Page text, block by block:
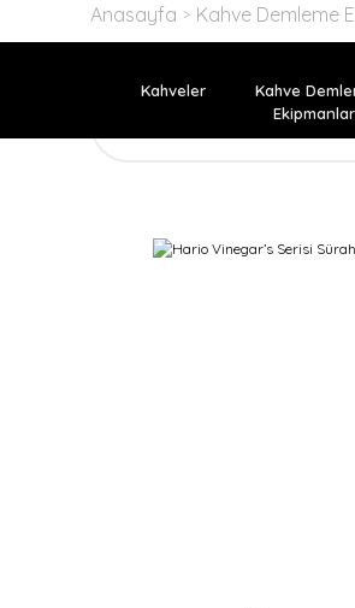
Kahveler
Kahve
Anasayfa Kahve Demleme